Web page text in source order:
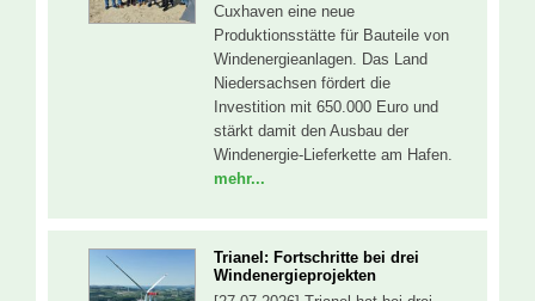
Cuxhaven eine neue
Produktionsstätte für Bauteile von
Windenergieanlagen. Das Land
Niedersachsen fördert die
Investition mit 650.000 Euro und
stärkt damit den Ausbau der
Windenergie-Lieferkette am Hafen.
mehr...
Trianel: Fortschritte bei drei
Windenergieprojekten